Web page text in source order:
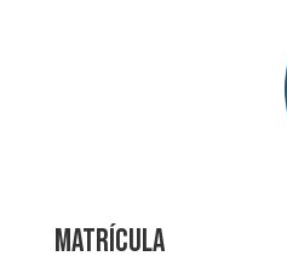
Matrícula